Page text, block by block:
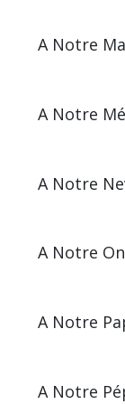
A Notre
A Notre
A Notre
A Notre
A Notre
A Notre